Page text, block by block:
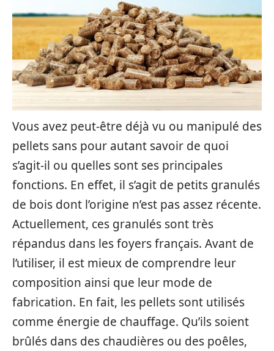
Vous avez peut-être déjà vu ou manipulé des
pellets sans pour autant savoir de quoi
s’agit-il ou quelles sont ses principales
fonctions. En effet, il s’agit de petits granulés
de bois dont l’origine n’est pas assez récente.
Actuellement, ces granulés sont très
répandus dans les foyers français. Avant de
l’utiliser, il est mieux de comprendre leur
composition ainsi que leur mode de
fabrication. En fait, les pellets sont utilisés
comme énergie de chauffage. Qu’ils soient
brûlés dans des chaudières ou des poêles,